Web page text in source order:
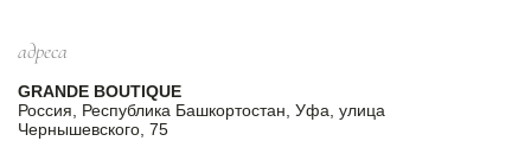
адреса
GRANDE BOUTIQUE
Россия, Республика Башкортостан, Уфа, улица
Чернышевского, 75